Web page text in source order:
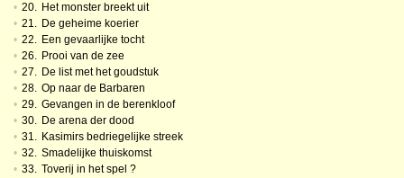
• 20. Het monster breekt uit
• 21. De geheime koerier
• 22. Een gevaarlijke tocht
• 26. Prooi van de zee
• 27. De list met het goudstuk
• 28. Op naar de Barbaren
• 29. Gevangen in de berenkloof
• 30. De arena der dood
• 31. Kasimirs bedriegelijke streek
• 32. Smadelijke thuiskomst
• 33. Toverij in het spel ?